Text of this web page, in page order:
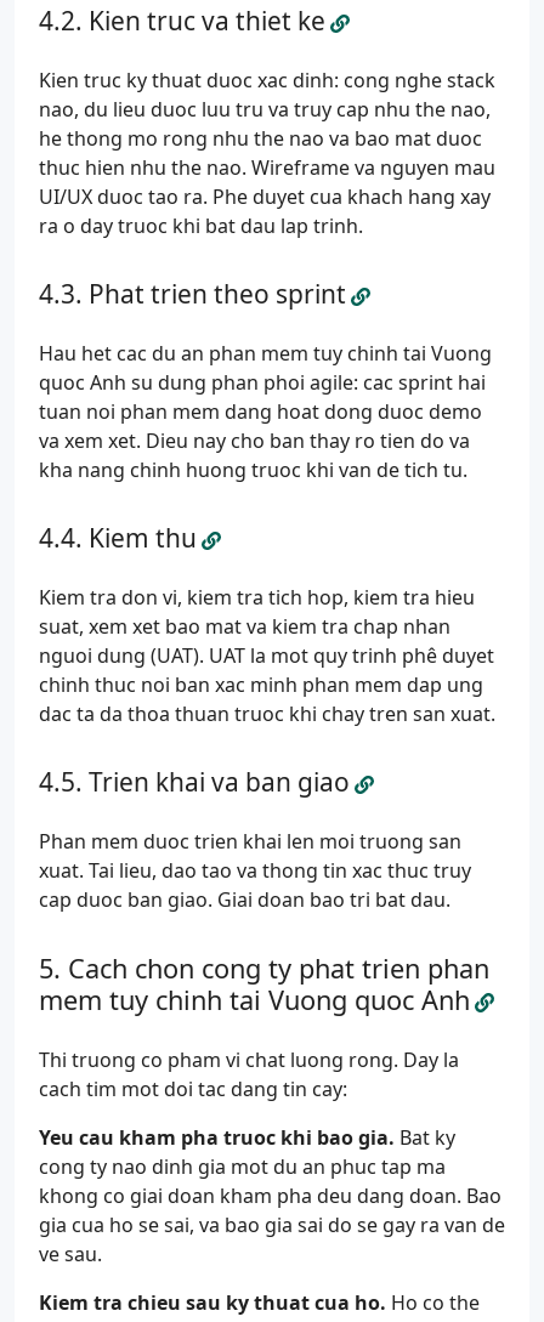
Kien truc va thiet ke
Kien truc ky thuat duoc xac dinh: cong nghe stack
nao, du lieu duoc luu tru va truy cap nhu the nao,
he thong mo rong nhu the nao va bao mat duoc
thuc hien nhu the nao. Wireframe va nguyen mau
UI/UX duoc tao ra. Phe duyet cua khach hang xay
ra o day truoc khi bat dau lap trinh.
Phat trien theo sprint
Hau het cac du an phan mem tuy chinh tai Vuong
quoc Anh su dung phan phoi agile: cac sprint hai
tuan noi phan mem dang hoat dong duoc demo
va xem xet. Dieu nay cho ban thay ro tien do va
kha nang chinh huong truoc khi van de tich tu.
Kiem thu
Kiem tra don vi, kiem tra tich hop, kiem tra hieu
suat, xem xet bao mat va kiem tra chap nhan
nguoi dung (UAT). UAT la mot quy trinh phê duyet
chinh thuc noi ban xac minh phan mem dap ung
dac ta da thoa thuan truoc khi chay tren san xuat.
Trien khai va ban giao
Phan mem duoc trien khai len moi truong san
xuat. Tai lieu, dao tao va thong tin xac thuc truy
cap duoc ban giao. Giai doan bao tri bat dau.
Cach chon cong ty phat trien phan
mem tuy chinh tai Vuong quoc Anh
Thi truong co pham vi chat luong rong. Day la
cach tim mot doi tac dang tin cay:
Yeu cau kham pha truoc khi bao gia. Bat ky
cong ty nao dinh gia mot du an phuc tap ma
khong co giai doan kham pha deu dang doan. Bao
gia cua ho se sai, va bao gia sai do se gay ra van de
ve sau.
Kiem tra chieu sau ky thuat cua ho. Ho co the